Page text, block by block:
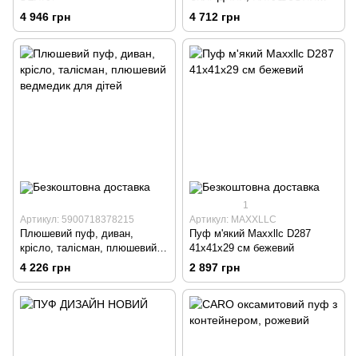
4 946 грн
СТІЛЕЦЬ, ПУФА
4 712 грн
Артикул: 5900718378215
Плюшевий пуф, диван,
крісло, талісман, плюшевий
ведмедик для дітей
4 226 грн
1
Артикул: MAXXLLC
Пуф м'який Maxxllc D287
41x41x29 см бежевий
2 897 грн